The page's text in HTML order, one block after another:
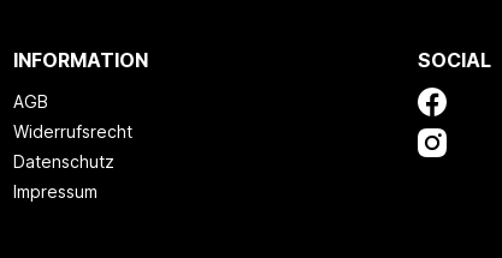
INFORMATION
AGB
Widerrufsrecht
Datenschutz
Impressum
SOCIAL